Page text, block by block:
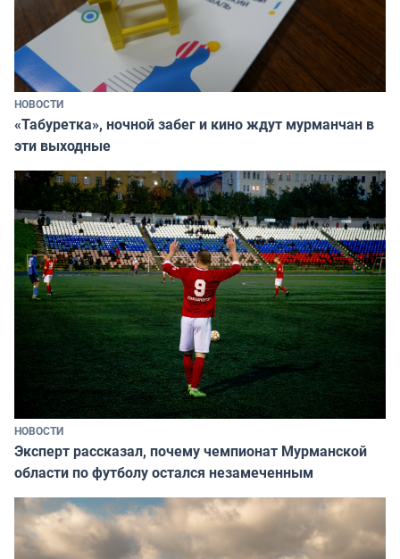
НОВОСТИ
«Табуретка», ночной забег и кино ждут мурманчан в
эти выходные
НОВОСТИ
Эксперт рассказал, почему чемпионат Мурманской
области по футболу остался незамеченным